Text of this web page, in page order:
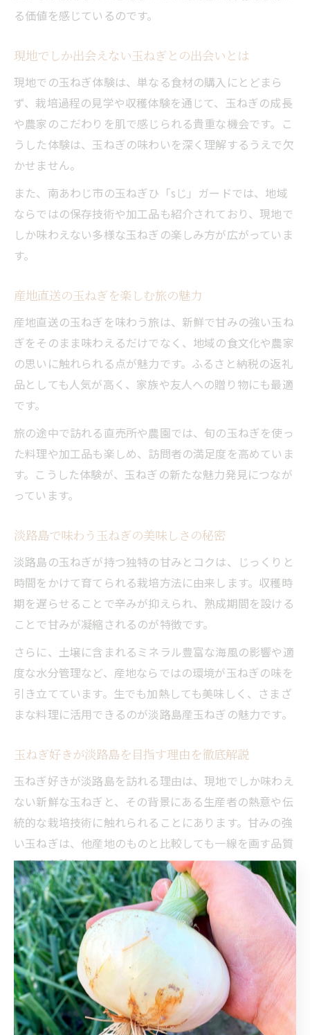
る価値を感じているのです。
現地でしか出会えない玉ねぎとの出会いとは
現地での玉ねぎ体験は、単なる食材の購入にとどまら
ず、栽培過程の見学や収穫体験を通じて、玉ねぎの成長
や農家のこだわりを肌で感じられる貴重な機会です。こ
うした体験は、玉ねぎの味わいを深く理解するうえで欠
かせません。
また、南あわじ市の玉ねぎひ「sじ」ガードでは、地域
ならではの保存技術や加工品も紹介されており、現地で
しか味わえない多様な玉ねぎの楽しみ方が広がっていま
す。
産地直送の玉ねぎを楽しむ旅の魅力
産地直送の玉ねぎを味わう旅は、新鮮で甘みの強い玉ね
ぎをそのまま味わえるだけでなく、地域の食文化や農家
の思いに触れられる点が魅力です。ふるさと納税の返礼
品としても人気が高く、家族や友人への贈り物にも最適
です。
旅の途中で訪れる直売所や農園では、旬の玉ねぎを使っ
た料理や加工品も楽しめ、訪問者の満足度を高めていま
す。こうした体験が、玉ねぎの新たな魅力発見につなが
っています。
淡路島で味わう玉ねぎの美味しさの秘密
淡路島の玉ねぎが持つ独特の甘みとコクは、じっくりと
時間をかけて育てられる栽培方法に由来します。収穫時
期を遅らせることで辛みが抑えられ、熟成期間を設ける
ことで甘みが凝縮されるのが特徴です。
さらに、土壌に含まれるミネラル豊富な海風の影響や適
度な水分管理など、産地ならではの環境が玉ねぎの味を
引き立てています。生でも加熱しても美味しく、さまざ
まな料理に活用できるのが淡路島産玉ねぎの魅力です。
玉ねぎ好きが淡路島を目指す理由を徹底解説
玉ねぎ好きが淡路島を訪れる理由は、現地でしか味わえ
ない新鮮な玉ねぎと、その背景にある生産者の熱意や伝
統的な栽培技術に触れられることにあります。甘みの強
い玉ねぎは、他産地のものと比較しても一線を画す品質
の高さを誇ります。
また、淡路島では玉ねぎにまつわるイベントや体験プロ
グラムも充実しており、玉ねぎ好きにとっては楽しみな
がら知識を深められる理想的な場所です。こうした理由
から、玉ねぎファンが淡路島を目指すことは自然な流れ
となっています。